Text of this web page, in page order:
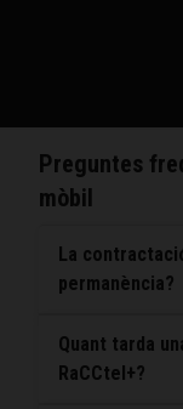
Preguntes
mòbil
La
permanència?
Quant tarda
RaCCtel+?